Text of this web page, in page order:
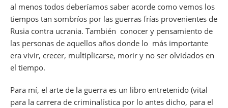
al menos todos deberíamos saber acorde como vemos los
tiempos tan sombríos por las guerras frías provenientes de
Rusia contra ucrania. También conocer y pensamiento de
las personas de aquellos años donde lo más importante
era vivir, crecer, multiplicarse, morir y no ser olvidados en
el tiempo.
Para mí, el arte de la guerra es un libro entretenido (vital
para la carrera de criminalística por lo antes dicho, para el